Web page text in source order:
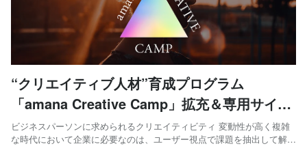
“クリエイティブ人材”育成プログラム
「amana Creative Camp」拡充＆専用サイト
OPEN！
ビジネスパーソンに求められるクリエイティビティ 変動性が高く複雑
な時代において企業に必要なのは、ユーザー視点で課題を抽出して解決